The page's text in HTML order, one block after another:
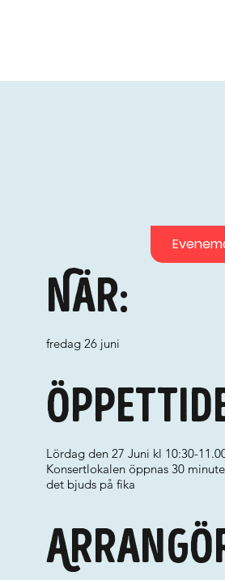
När:
fredag 26 juni
Lördag den 27 Juni kl 10:30-
Konsertlokalen öppnas 30
det bjuds på fika